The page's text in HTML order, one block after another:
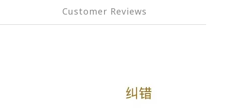
Customer Reviews